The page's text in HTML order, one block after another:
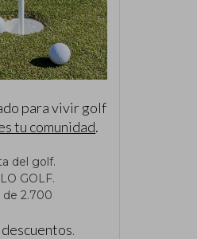
para vivir golf
tu comunidad.
del golf.
GOLF.
de 2.700
descuentos.